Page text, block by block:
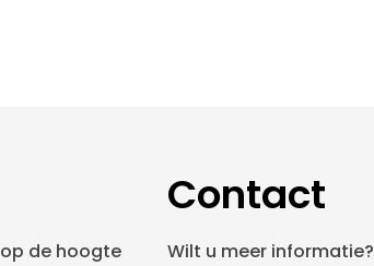
de hoogte
Contact
Wilt u meer informatie?